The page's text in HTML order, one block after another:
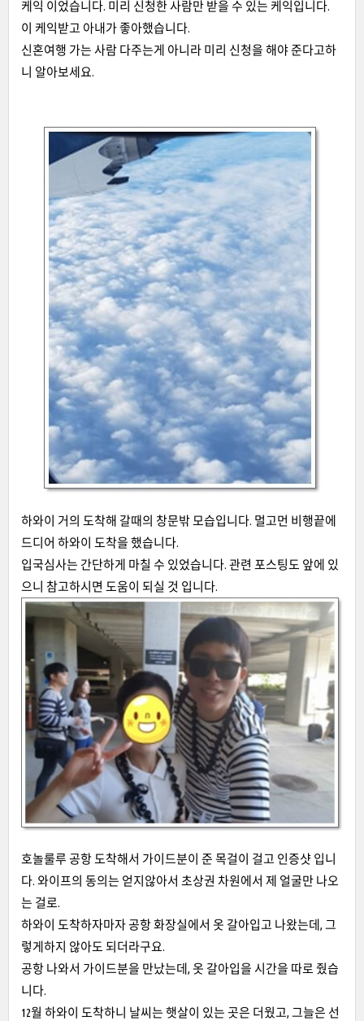
케익 이었습니다. 미리 신청한 사람만 받을 수 있는 케익입니다.
이 케익받고 아내가 좋아했습니다.
신혼여행 가는 사람 다주는게 아니라 미리 신청을 해야 준다고하
니 알아보세요.
하와이 거의 도착해 갈때의 창문밖 모습입니다. 멀고먼 비행끝에
드디어 하와이 도착을 했습니다.
입국심사는 간단하게 마칠 수 있었습니다. 관련 포스팅도 앞에 있
으니 참고하시면 도움이 되실 것 입니다.
호놀룰루 공항 도착해서 가이드분이 준 목걸이 걸고 인증샷 입니
다. 와이프의 동의는 얻지않아서 초상권 차원에서 제 얼굴만 나오
는 걸로.
하와이 도착하자마자 공항 화장실에서 옷 갈아입고 나왔는데, 그
렇게하지 않아도 되더라구요.
공항 나와서 가이드분을 만났는데, 옷 갈아입을 시간을 따로 줬습
니다.
12월 하와이 도착하니 날씨는 햇살이 있는 곳은 더웠고, 그늘은 선